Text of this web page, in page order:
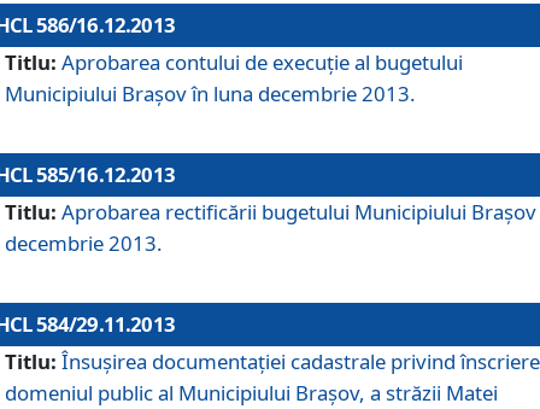
586/16.12.2013
Titlu: Aprobarea contului de execuţie al bugetului
Municipiului Braşov în luna decembrie 2013.
585/16.12.2013
Titlu: Aprobarea rectificării bugetului Municipiului Braşov
decembrie 2013.
584/29.11.2013
Titlu: Însuşirea documentaţiei cadastrale privind
domeniul public al Municipiului Braşov, a străzii Matei